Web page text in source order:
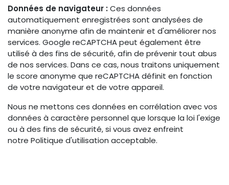
Données de navigateur :Ces données
automatiquement enregistrées sont analysées de
manière anonyme afin de maintenir et d'améliorer nos
services. Google reCAPTCHA peut également être
utilisé à des fins de sécurité, afin de prévenir tout abus
de nos services. Dans ce cas, nous traitons uniquement
le score anonyme que reCAPTCHA définit en fonction
de votre navigateur et de votre appareil.
Nous ne mettons ces données en corrélation avec vos
données à caractère personnel que lorsque la loi l'exige
ou à des fins de sécurité, si vous avez enfreint
notre Politique d'utilisation acceptable.